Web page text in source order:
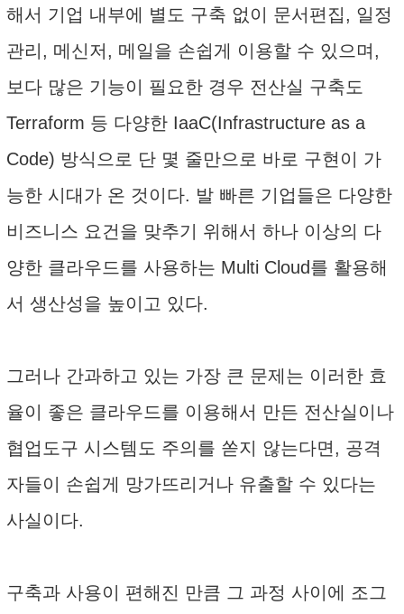
해서 기업 내부에 별도 구축 없이 문서편집, 일정
관리, 메신저, 메일을 손쉽게 이용할 수 있으며,
보다 많은 기능이 필요한 경우 전산실 구축도
Terraform 등 다양한 IaaC(Infrastructure as a
Code) 방식으로 단 몇 줄만으로 바로 구현이 가
능한 시대가 온 것이다. 발 빠른 기업들은 다양한
비즈니스 요건을 맞추기 위해서 하나 이상의 다
양한 클라우드를 사용하는 Multi Cloud를 활용해
서 생산성을 높이고 있다.
그러나 간과하고 있는 가장 큰 문제는 이러한 효
율이 좋은 클라우드를 이용해서 만든 전산실이나
협업도구 시스템도 주의를 쏟지 않는다면, 공격
자들이 손쉽게 망가뜨리거나 유출할 수 있다는
사실이다.
구축과 사용이 편해진 만큼 그 과정 사이에 조그